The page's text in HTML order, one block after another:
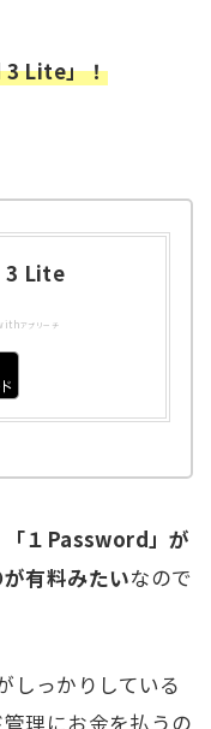
3 Lite」！
3 Lite
アプリーチ
「１Password」が
有料みたいなので
しっかりしている
理にお金を払うの